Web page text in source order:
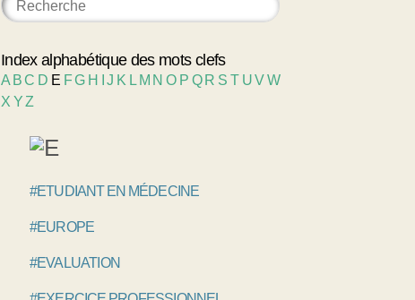
Index alphabétique des mots clefs
A BC D E FG H IJ K L M NO P Q R S T UVW
X YZ
#ETUDIANT EN MÉDECINE
#EUROPE
#EVALUATION